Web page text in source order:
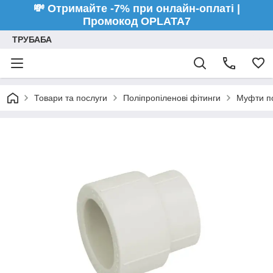
💸 Отримайте -7% при онлайн-оплаті |
Промокод OPLATA7
ТРУБАБА
Товари та послуги Поліпропіленові фітинги Муфти